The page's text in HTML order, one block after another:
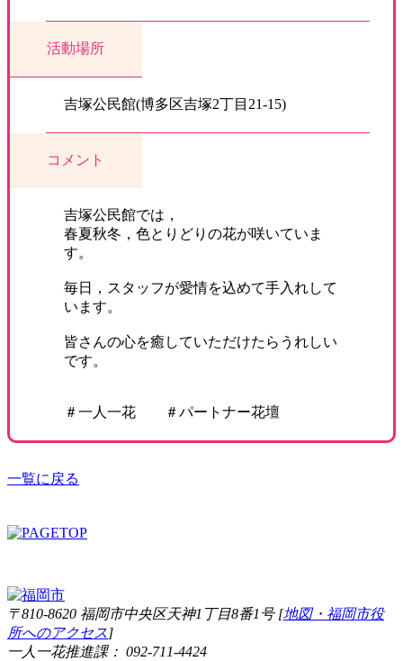
活動場所
吉塚公民館(博多区吉塚2丁目21-15)
コメント
吉塚公民館では，
春夏秋冬，色とりどりの花が咲いていま
す。
毎日，スタッフが愛情を込めて手入れして
います。
皆さんの心を癒していただけたらうれしい
です。
＃一人一花 ＃パートナー花壇
一覧に戻る
〒810-8620 福岡市中央区天神1丁目8番1号 [地図・福岡市役
所へのアクセス]
一人一花推進課： 092-711-4424